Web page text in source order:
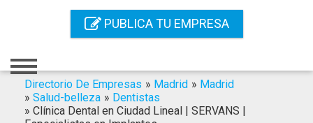
PUBLICA TU EMPRESA
Registro
Contacto
Directorio De Empresas » Madrid » Madrid
» Salud-belleza » Dentistas
» Clínica Dental en Ciudad Lineal | SERVANS |